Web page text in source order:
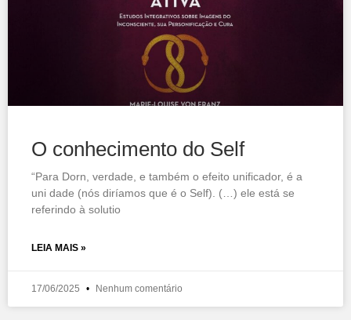
O conhecimento do Self
“Para Dorn, verdade, e também o efeito unificador, é a
uni dade (nós diríamos que é o Self). (…) ele está se
referindo à solutio
LEIA MAIS »
17/06/2025 Nenhum comentário